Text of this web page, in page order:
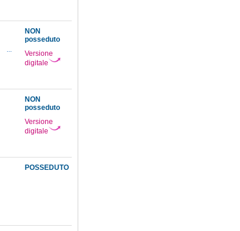
NON
posseduto
Versione
digitale
...
NON
posseduto
Versione
digitale
POSSEDUTO